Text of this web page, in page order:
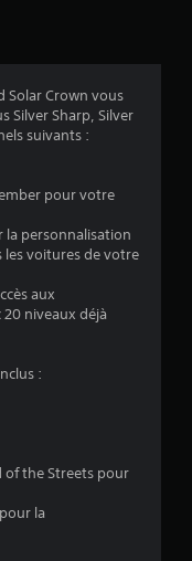
6
6
o
Solar Crown vous
Silver Sharp, Silver
suivants :
pour votre
la personnalisation
les voitures de votre
aux
niveaux déjà
:
of the Streets pour
la